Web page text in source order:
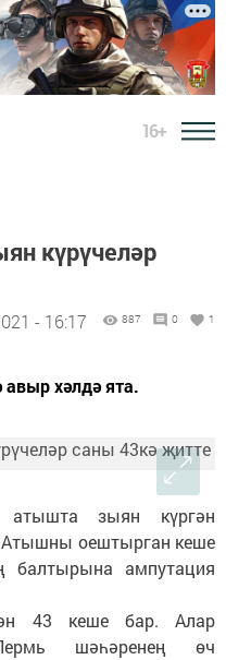
16+
күрүчеләр
- 16:17 887 0 1
хәлдә ята.
атышта зыян күргән
Атышны оештырган кеше
ампутация
43 кеше бар. Алар
шәһәренең өч